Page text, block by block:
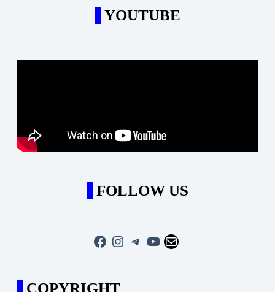
YOUTUBE
FOLLOW US
Facebook
Instagram
Telegram
YouTube
Mail
COPYRIGHT